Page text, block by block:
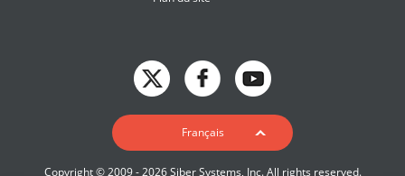
Français
English
Deutsch
Copyright © 2009 - 2026 Siber Systems, Inc. All rights reserved.